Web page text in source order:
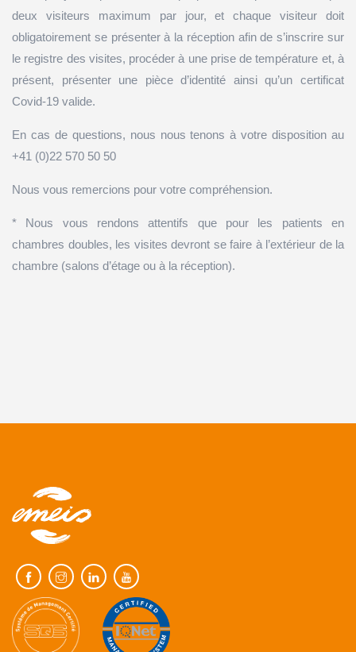
deux visiteurs maximum par jour, et chaque visiteur doit
obligatoirement se présenter à la réception afin de s’inscrire sur
le registre des visites, procéder à une prise de température et, à
présent, présenter une pièce d’identité ainsi qu’un certificat
Covid-19 valide.
En cas de questions, nous nous tenons à votre disposition au
+41 (0)22 570 50 50
Nous vous remercions pour votre compréhension.
* Nous vous rendons attentifs que pour les patients en
chambres doubles, les visites devront se faire à l’extérieur de la
chambre (salons d’étage ou à la réception).